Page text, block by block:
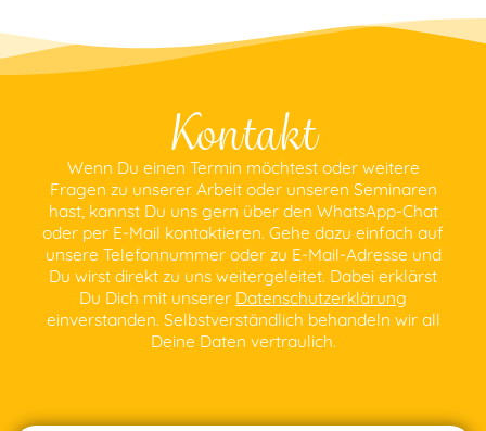
Kontakt
Wenn Du einen Termin möchtest oder weitere
Fragen zu unserer Arbeit oder unseren Seminaren
hast, kannst Du uns gern über den WhatsApp-Chat
oder per E-Mail kontaktieren. Gehe dazu einfach auf
unsere Telefonnummer oder zu E-Mail-Adresse und
Du wirst direkt zu uns weitergeleitet. Dabei erklärst
Du Dich mit unserer Datenschutzerklärung
einverstanden. Selbstverständlich behandeln wir all
Deine Daten vertraulich.